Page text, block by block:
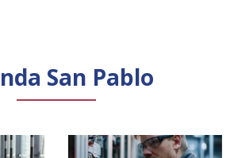
San Pablo